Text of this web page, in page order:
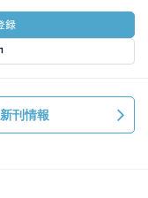
刊情報